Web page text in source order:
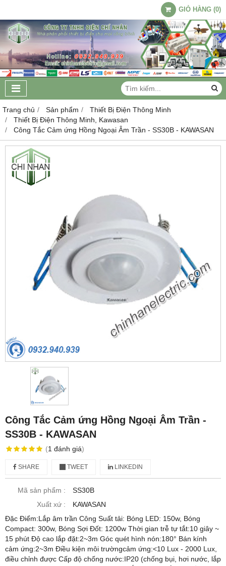
GIỎ HÀNG (0)
Trang chủ Sản phẩm
Thiết Bị Điện Thông Minh
Thiết Bị Điện Thông Minh, Kawasan
Công Tắc Cảm ứng Hồng Ngoại Âm Trần - SS30B - KAWASAN
Công Tắc Cảm ứng Hồng Ngoại Âm Trần -
SS30B - KAWASAN
(1 đánh giá)
SHARE TWEET LINKEDIN
Mã sản phẩm :
SS30B
Xuất xứ :
KAWASAN
Đặc Điểm:Lắp âm trần Công Suất tải: Bóng LED: 150w, Bóng
Compact: 300w, Bóng Sợi Đốt: 1200w Thời gian trễ tự tắt:10 giây ~
15 phút Độ cao lắp đặt:2~3m Góc quét hình nón:180° Bán kính
cảm ứng:2~3m Điều kiện môi trườngcảm ứng:<10 Lux - 2000 Lux,
điều chỉnh được Cấp độ chống nước:IP20 (chống bụi, hơi nước, lắp